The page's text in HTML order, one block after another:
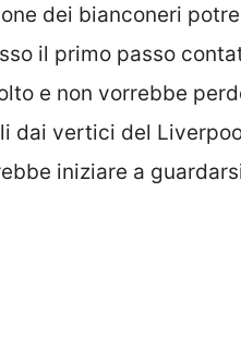
dei bianconeri
il primo passo
e non vorrebbe
dai vertici del
iniziare a